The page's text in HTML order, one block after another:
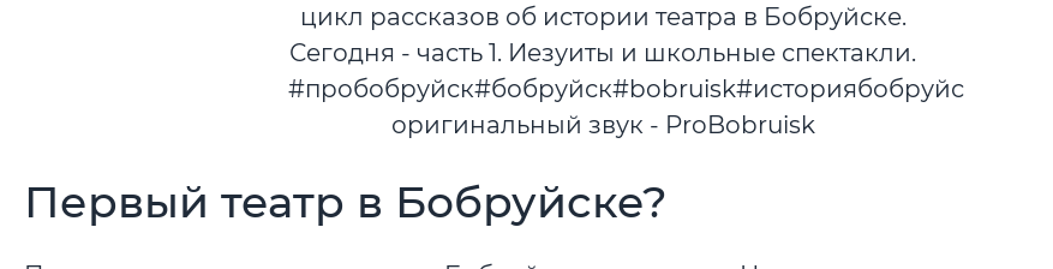
цикл рассказов об истории театра в Бобруйске.
Сегодня - часть 1. Иезуиты и школьные спектакли.
#пробобруйск#бобруйск#bobruisk#историябобруйска♬
оригинальный звук - ProBobruisk
Первый театр в Бобруйске?